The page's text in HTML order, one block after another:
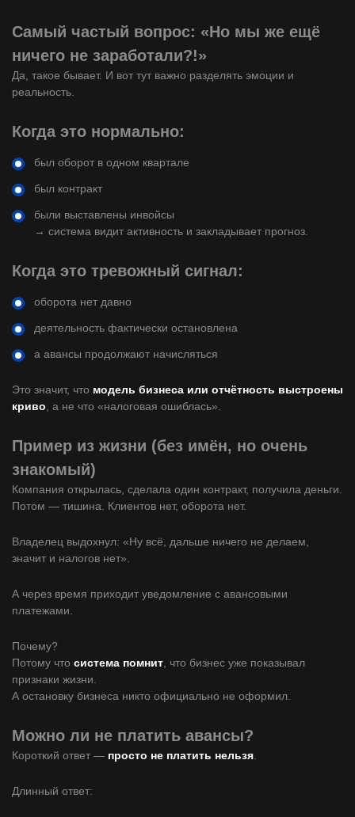
Самый частый вопрос: «Но мы же ещё
ничего не заработали?!»
Да, такое бывает. И вот тут важно разделять эмоции и
реальность.
Когда это нормально:
был оборот в одном квартале
был контракт
были выставлены инвойсы
→ система видит активность и закладывает прогноз.
Когда это тревожный сигнал:
оборота нет давно
деятельность фактически остановлена
а авансы продолжают начисляться
Это значит, что модель бизнеса или отчётность выстроены
криво , а не что «налоговая ошиблась».
Пример из жизни (без имён, но очень
знакомый)
Компания открылась, сделала один контракт, получила деньги.
Потом — тишина. Клиентов нет, оборота нет.
Владелец выдохнул: «Ну всё, дальше ничего не делаем,
значит и налогов нет».
А через время приходит уведомление с авансовыми
платежами.
Почему?
Потому что система помнит , что бизнес уже показывал
признаки жизни.
А остановку бизнеса никто официально не оформил.
Можно ли не платить авансы?
Короткий ответ — просто не платить нельзя
Длинный ответ: